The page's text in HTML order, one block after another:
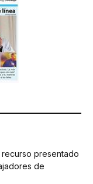
presentado
de